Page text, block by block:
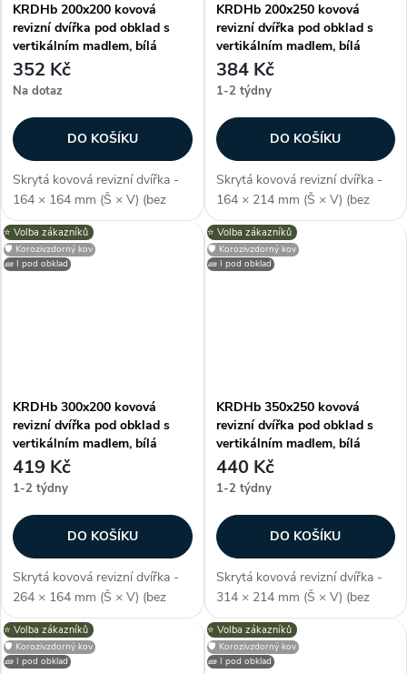
KRDHb 200x200 kovová
revizní dvířka pod obklad s
vertikálním madlem, bílá
352 Kč
Na dotaz
DO KOŠÍKU
Skrytá kovová revizní dvířka -
164 × 164 mm (Š × V) (bez
rámu), pro skrytou instalaci,
odolné proti vlhkosti, lze
umístit pod obklad, polymerový
KRDHb 200x250 kovová
revizní dvířka pod obklad s
vertikálním madlem, bílá
384 Kč
1-2 týdny
DO KOŠÍKU
Skrytá kovová revizní dvířka -
164 × 214 mm (Š × V) (bez
rámu), pro skrytou instalaci,
odolné proti vlhkosti, lze
umístit pod obklad, polymerový
⭐️ Volba zákazníků
🧱 I pod obklad
🛡️ Korozivzdorný kov
KRDHb 300x200 kovová
revizní dvířka pod obklad s
vertikálním madlem, bílá
419 Kč
1-2 týdny
DO KOŠÍKU
Skrytá kovová revizní dvířka -
264 × 164 mm (Š × V) (bez
rámu), pro skrytou instalaci,
odolné proti vlhkosti, lze
umístit pod obklad, polymerový
⭐️ Volba zákazníků
🧱 I pod obklad
🛡️ Korozivzdorný kov
KRDHb 350x250 kovová
revizní dvířka pod obklad s
vertikálním madlem, bílá
440 Kč
1-2 týdny
DO KOŠÍKU
Skrytá kovová revizní dvířka -
314 × 214 mm (Š × V) (bez
rámu), pro skrytou instalaci,
odolné proti vlhkosti, lze
umístit pod obklad, polymerový
⭐️ Volba zákazníků
🧱 I pod obklad
🛡️ Korozivzdorný kov
⭐️ Volba zákazníků
🧱 I pod obklad
🛡️ Korozivzdorný kov